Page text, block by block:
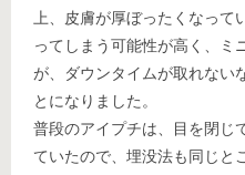
上、皮膚が厚ぼったくなって
ってしまう可能性が高く、ミ
が、ダウンタイムが取れない
とになりました。
普段のアイプチは、目を閉じ
ていたので、埋没法も同じと